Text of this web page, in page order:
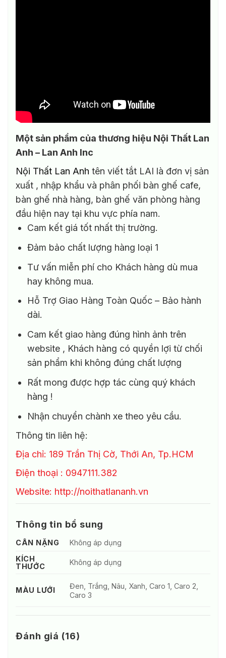
Một sản phẩm của thương hiệu Nội Thất Lan
Anh – Lan Anh Inc
Nội Thất Lan Anh tên viết tắt LAI là đơn vị sản
xuất , nhập khẩu và phân phối bàn ghế cafe,
bàn ghế nhà hàng, bàn ghế văn phòng hàng
đầu hiện nay tại khu vực phía nam.
Cam kết giá tốt nhất thị trường.
Đảm bảo chất lượng hàng loại 1
Tư vấn miễn phí cho Khách hàng dù mua
hay không mua.
Hỗ Trợ Giao Hàng Toàn Quốc – Bảo hành
dài.
Cam kết giao hàng đúng hình ảnh trên
website , Khách hàng có quyền lợi từ chối
sản phẩm khi không đúng chất lượng
Rất mong được hợp tác cùng quý khách
hàng !
Nhận chuyển chành xe theo yêu cầu.
Thông tin liên hệ:
Địa chỉ: 189 Trần Thị Cờ, Thới An, Tp.HCM
Điện thoại : 0947111.382
Website: http://noithatlananh.vn
Thông tin bổ sung
CÂN NẶNG
Không áp dụng
KÍCH
THƯỚC
Không áp dụng
MÀU LƯỚI
Đen, Trắng, Nâu, Xanh, Caro 1, Caro 2,
Caro 3
Đánh giá (16)